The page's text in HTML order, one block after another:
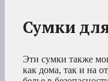
Сумки
Эти сумки также
как дома, так и на